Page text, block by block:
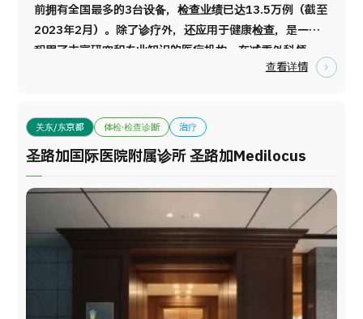
前拥有全国最多的3台设备，检查业绩已达13.5万例（截至
2023年2月）。除了诊疗外，还应用于健康检查，是一家
积累了丰富研究和专业知识的医疗机构。在减重外科领
域，本院的手术数量也居全国之首。 本院位于东京千代田
钟车程。 由PET/CT研究的领军医生担任理事长，引领本
院，成为日本使用PET/CT进行健康检查的开创者。在健康
体检方面，您可以接受由从事专科医生工作超过20年的资
深医生主办的内窥镜检查。我们提供专属的预约制日程安
排，因此不会让您等待。附带午餐计划中，您可以享用由
法国烹饪大师三國清三主厨制作的独特料理，这是日本医
院独一无二的体验。 我们提供约100项以上的健康检查菜
单，包括全身筛查、脑部MRI和内窥镜检查。当天检查结
束后，医生将进行意见诊断，确保您安心的医疗旅行。
查看详情
关东/东京都 体检·检查诊断 治疗
圣路加国际医院附属诊所 圣路加Medilocus